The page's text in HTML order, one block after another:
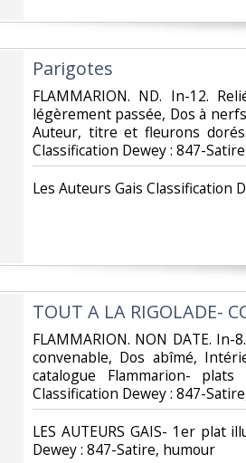
‎Parigotes‎
‎FLAMMARION. ND. In-12.
légèrement passée, Dos à
Auteur, titre et fleurons
Classification Dewey : 847-
‎Les Auteurs Gais Classification
‎TOUT A LA RIGOLADE-
‎FLAMMARION. NON DATE. In-
convenable, Dos abîmé,
catalogue Flammarion-
Classification Dewey : 847-
‎LES AUTEURS GAIS- 1er plat
Dewey : 847-Satire, humour‎